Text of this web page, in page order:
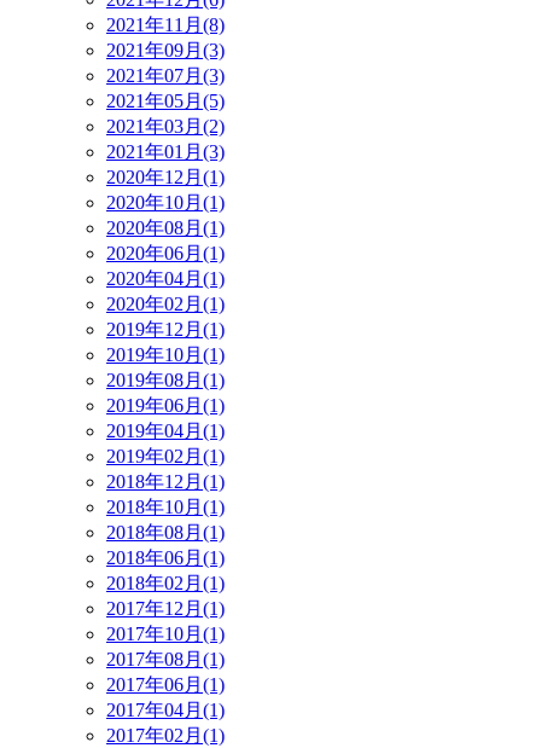
2021年11月(8)
2021年09月(3)
2021年07月(3)
2021年05月(5)
2021年03月(2)
2021年01月(3)
2020年12月(1)
2020年10月(1)
2020年08月(1)
2020年06月(1)
2020年04月(1)
2020年02月(1)
2019年12月(1)
2019年10月(1)
2019年08月(1)
2019年06月(1)
2019年04月(1)
2019年02月(1)
2018年12月(1)
2018年10月(1)
2018年08月(1)
2018年06月(1)
2018年02月(1)
2017年12月(1)
2017年10月(1)
2017年08月(1)
2017年06月(1)
2017年04月(1)
2017年02月(1)